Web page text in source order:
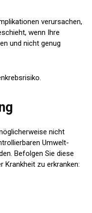
verursachen,
wenn Ihre
und nicht genug
nicht
Umwelt-
Befolgen Sie diese
Krankheit zu erkranken: